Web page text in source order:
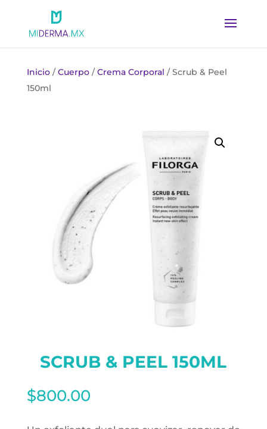
Inicio/Cuerpo/Crema Corporal / Scrub & Peel
150ml
SCRUB & PEEL 150ML
$800.00